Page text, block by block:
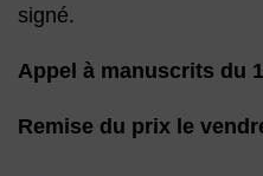
signé.
Appel à manuscrits du
Remise du prix le